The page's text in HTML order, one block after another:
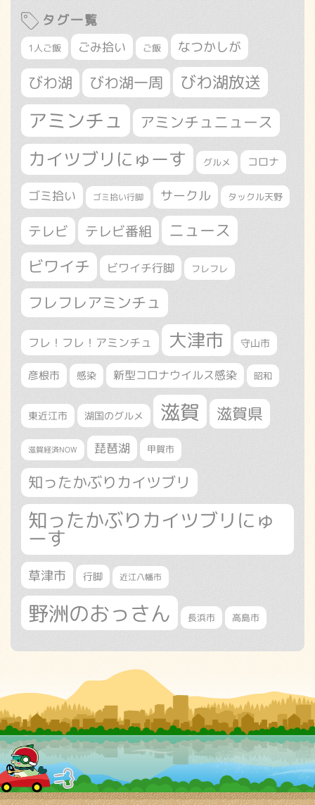
タグ一覧
1人ご飯 ごみ拾い ご飯 なつかしが
びわ湖 びわ湖一周 びわ湖放送
アミンチュ アミンチュニュース
カイツブリにゅーす グルメ コロナ
ゴミ拾い ゴミ拾い行脚 サークル タックル天野
テレビ テレビ番組 ニュース
ビワイチ ビワイチ行脚 フレフレ
フレフレアミンチュ
フレ！フレ！アミンチュ 大津市 守山市
彦根市 感染 新型コロナウイルス感染 昭和
東近江市 湖国のグルメ 滋賀 滋賀県
滋賀経済NOW 琵琶湖 甲賀市
知ったかぶりカイツブリ
知ったかぶりカイツブリにゅ
ーす
草津市 行脚 近江八幡市
野洲のおっさん 長浜市 高島市